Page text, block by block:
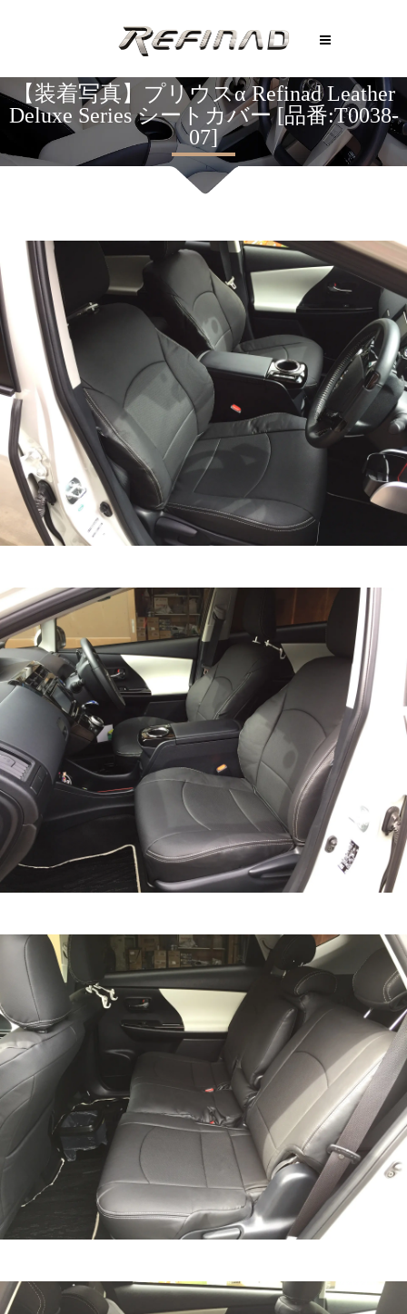
【装着写真】プリウスα Refinad Leather
Deluxe Series シートカバー [品番:T0038-
07]